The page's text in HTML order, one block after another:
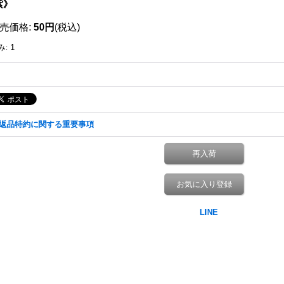
価格: 50円 (税込)
: 1
品特約に関する重要事項
再入荷
お気に入り登録